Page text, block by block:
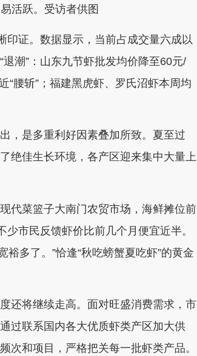
活跃。受访者供图
证。数据显示，当前占成交量六成以
退潮”： 山东九节虾批发均价降至60元/
“腰斩”；福建黑虎虾、罗氏沼虾本周均
是多重利好因素叠加所致。夏至过
绝佳生长环境，各产区迎来集中大量上
菜篮子大南门农贸市场，海鲜摊位前
市民反馈虾价比前几个月便宜近半。
裕多了。”恰逢“秋吃螃蟹夏吃虾”的黄金
将继续走高。面对旺盛消费需求，市
过联系国内各大优质虾类产区加大供
次和项目，严格把关每一批虾类产品。